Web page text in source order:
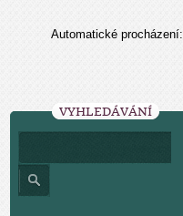
Automatické procházení:
VYHLEDÁVÁNÍ